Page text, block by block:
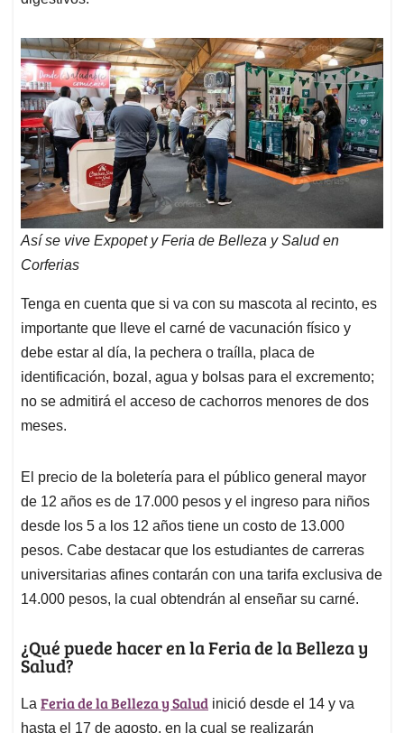
Así se vive Expopet y Feria de Belleza y Salud en
Corferias
Tenga en cuenta que si va con su mascota al recinto, es
importante que lleve el carné de vacunación físico y
debe estar al día, la pechera o traílla, placa de
identificación, bozal, agua y bolsas para el excremento;
no se admitirá el acceso de cachorros menores de dos
meses.
El precio de la boletería para el público general mayor
de 12 años es de 17.000 pesos y el ingreso para niños
desde los 5 a los 12 años tiene un costo de 13.000
pesos. Cabe destacar que los estudiantes de carreras
universitarias afines contarán con una tarifa exclusiva de
14.000 pesos, la cual obtendrán al enseñar su carné.
¿Qué puede hacer en la Feria de la Belleza y
Salud?
La Feria de la Belleza y Salud inició desde el 14 y va
hasta el 17 de agosto, en la cual se realizarán